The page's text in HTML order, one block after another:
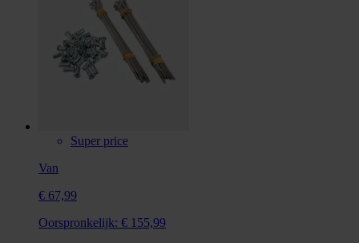
Super price
Van
€ 67,99
Oorspronkelijk: € 155,99